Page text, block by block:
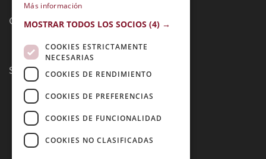
Contacto:
Síguenos:
Más información
MOSTRAR TODOS LOS SOCIOS (4) →
COOKIES ESTRICTAMENTE
NECESARIAS
COOKIES DE RENDIMIENTO
COOKIES DE PREFERENCIAS
COOKIES DE FUNCIONALIDAD
COOKIES NO CLASIFICADAS